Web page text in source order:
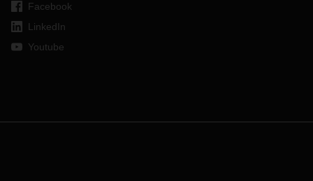
Facebook
LinkedIn
Youtube